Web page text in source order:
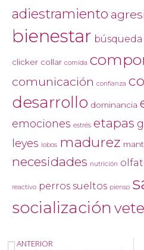
adiestramiento
bienestar búsqueda
clicker collar comida
comunicación confianza
desarrollo dominancia
emociones estrés etapas
leyes lobos madurez
necesidades nutrición
reactivo perros sueltos pienso
socialización
ANTERIOR